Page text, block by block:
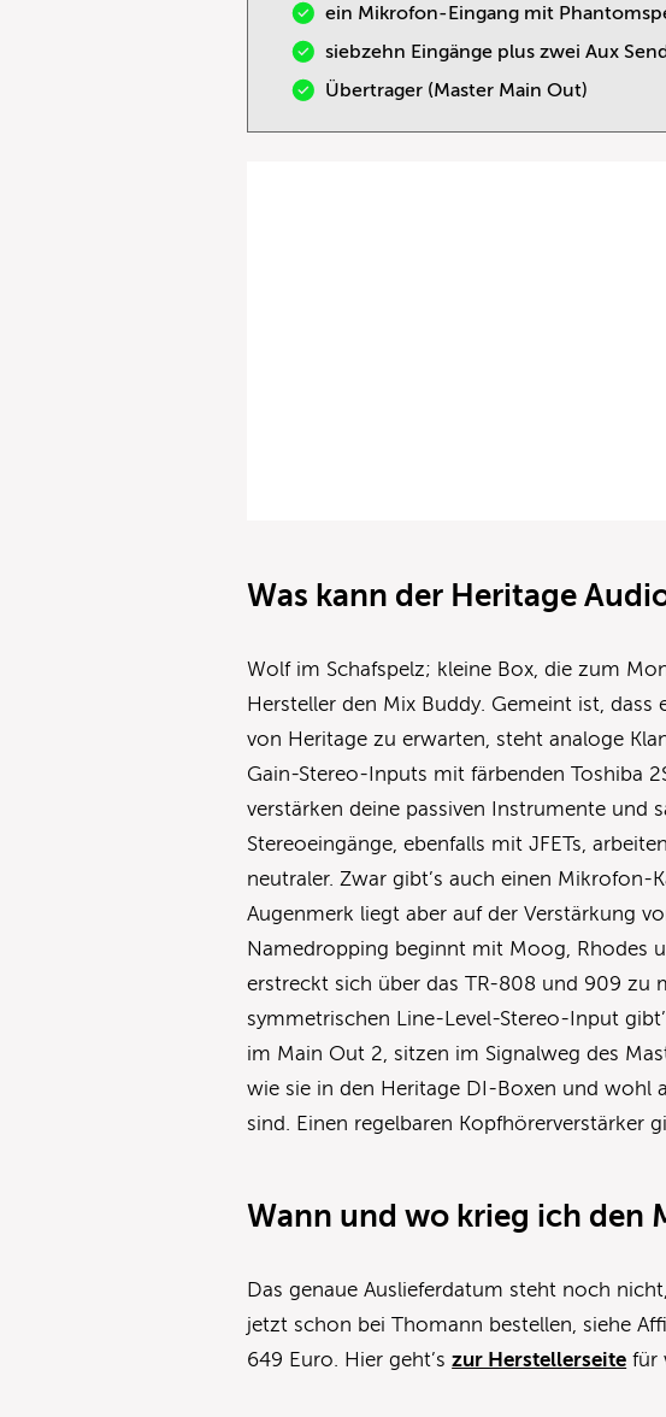
ein Mikrofon-Eingang mit
siebzehn Eingänge plus zwei Aux
Übertrager (Master Main Out)
Was kann der Heritage
Wolf im Schafspelz; kleine Box, die zum
Hersteller den Mix Buddy. Gemeint ist, dass
von Heritage zu erwarten, steht analoge
Gain-Stereo-Inputs mit färbenden Toshiba
verstärken deine passiven Instrumente und
Stereoeingänge, ebenfalls mit JFETs,
neutraler. Zwar gibt’s auch einen Mikrofon-
Augenmerk liegt aber auf der Verstärkung
Namedropping beginnt mit Moog, Rhodes
erstreckt sich über das TR-808 und 909 zu
symmetrischen Line-Level-Stereo-Input
im Main Out 2, sitzen im Signalweg des
wie sie in den Heritage DI-Boxen und wohl
sind. Einen regelbaren Kopfhörerverstärker
Wann und wo krieg ich den
Das genaue Auslieferdatum steht noch
jetzt schon bei Thomann bestellen, siehe
649 Euro. Hier geht’szur Herstellerseite für